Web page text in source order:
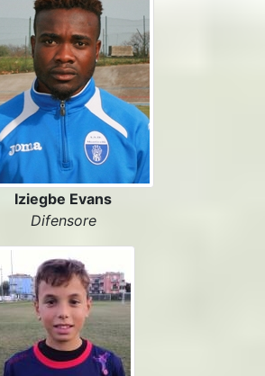
Iziegbe Evans
Difensore